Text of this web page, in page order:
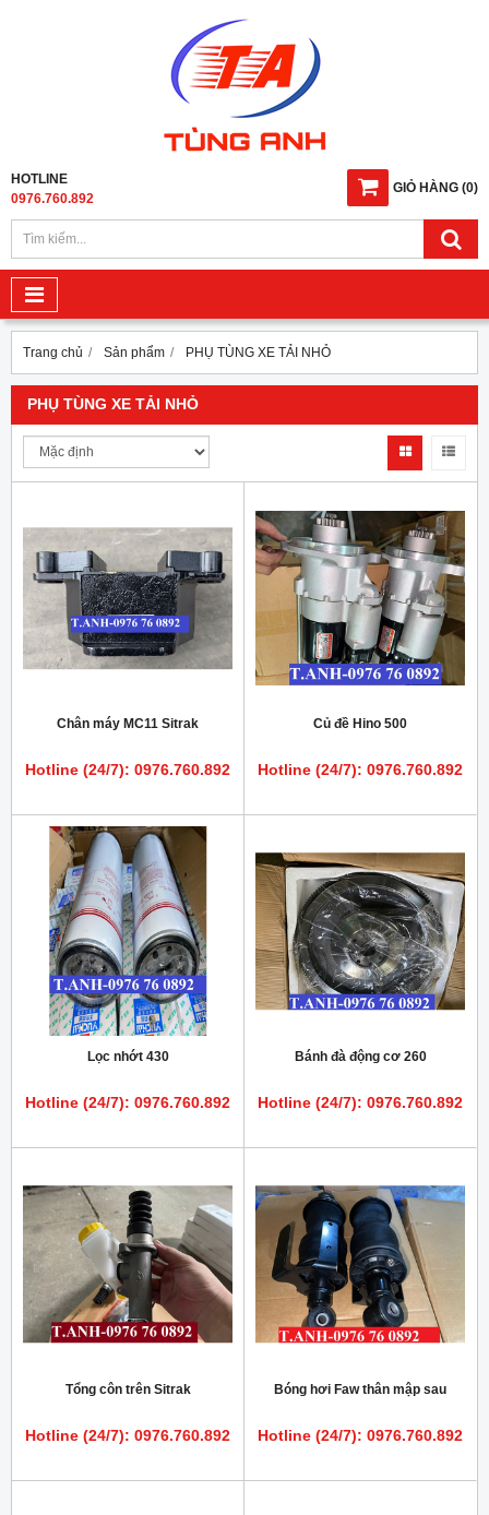
GIỎ HÀNG (0)
HOTLINE
0976.760.892
Trang chủ Sản phẩm PHỤ TÙNG XE TẢI NHỎ
PHỤ TÙNG XE TẢI NHỎ
Chân máy MC11 Sitrak
Hotline (24/7): 0976.760.892
Củ đề Hino 500
Hotline (24/7): 0976.760.892
Lọc nhớt 430
Hotline (24/7): 0976.760.892
Bánh đà động cơ 260
Hotline (24/7): 0976.760.892
Tổng côn trên Sitrak
Hotline (24/7): 0976.760.892
Bóng hơi Faw thân mập sau
Hotline (24/7): 0976.760.892